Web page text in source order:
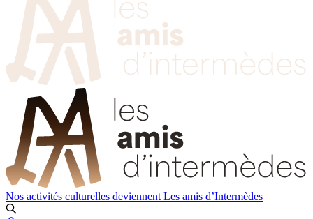
Nos activités culturelles deviennent Les amis d’Intermèdes